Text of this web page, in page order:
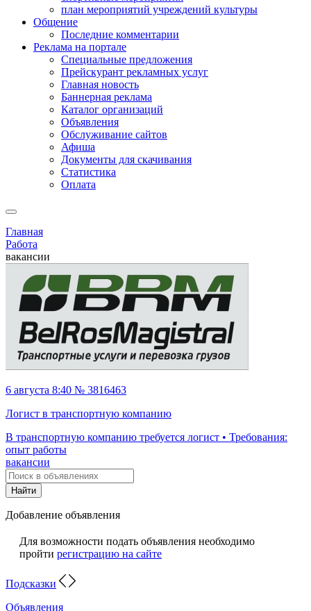
план мероприятий учреждений культуры
Общение
Последние комментарии
Реклама на портале
Специальные предложения
Прейскурант рекламных услуг
Главная новость
Баннерная реклама
Каталог организаций
Объявления
Обслуживание сайтов
Афиша
Документы для скачивания
Статистика
Оплата
Главная
Работа
вакансии
6 августа 8:40 № 3816463
Логист в транспортную компанию
В транспортную компанию требуется логист • Требования:
опыт работы
вакансии
Найти
Добавление объявления
Для возможности подать объявления необходимо
пройти регистрацию на сайте
Подсказки
Объявления